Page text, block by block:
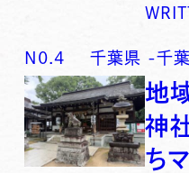
N0. 4 千葉県 -千
地
神
ち